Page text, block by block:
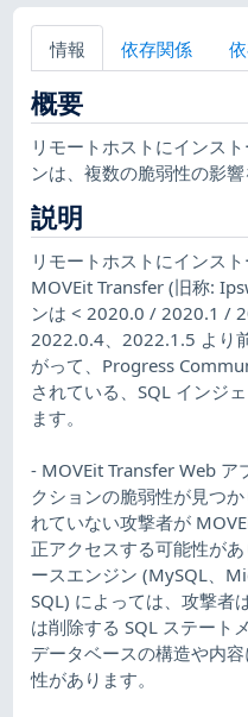
情報 依存関係
概要
リモートホストにインス
ンは、複数の脆弱性の影響
説明
リモートホストにインス
MOVEit Transfer (旧称:
ンは < 2020.0 / 2020.1 /
2022.0.4、2022.1.5 より
がって、Progress
されている、SQL インジ
ます。
- MOVEit Transfer Web ア
クションの脆弱性が見つ
れていない攻撃者が
正アクセスする可能性が
ースエンジン (MySQL、
SQL) によっては、攻撃者
は削除する SQL ステート
データベースの構造や内
性があります。